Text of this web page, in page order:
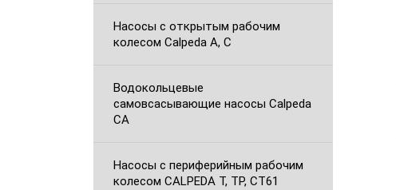
Насосы с открытым рабочим
колесом Calpeda A, C
Водокольцевые
самовсасывающие насосы Calpeda
CA
Насосы с периферийным рабочим
колесом CALPEDA T, TP, CT61